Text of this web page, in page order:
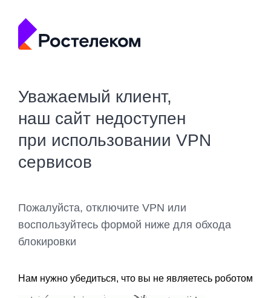
Уважаемый клиент,
наш сайт недоступен
при использовании VPN
сервисов
Пожалуйста, отключите VPN или
воспользуйтесь формой ниже для обхода
блокировки
Нам нужно убедиться, что вы не являетесь роботом